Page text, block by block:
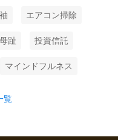
エアコン掃除
趾 投資信託
マインドフルネス
覧